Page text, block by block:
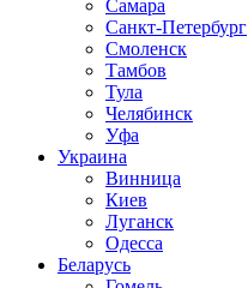
Самара
Санкт-Петербург
Смоленск
Тамбов
Тула
Челябинск
Уфа
Украина
Винница
Киев
Луганск
Одесса
Беларусь